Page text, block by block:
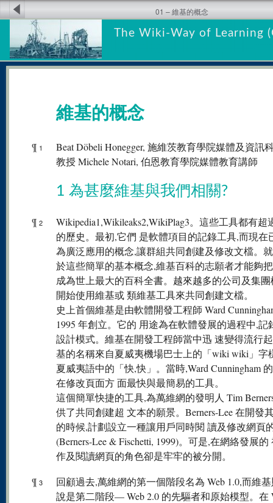
The Wiki-Way of Learning
01 – 維基的概念
維基的概念
¶ 1
Beat Döbeli Honegger, 施維茨教育學院媒體及資訊
教授 Michele Notari, 伯恩教育學院媒體教育講師
1 為甚麼維基與我們相關?
¶ 2
Wikipedia1,Wikileaks2,WikiPlag3。這些工具都有超
的歷史。最初,它們 是軟體項目的記錄工具,而現在
為廣泛應用的概念,讓群組共同創建及修改文檔。
於這些簡單的基本概念,維基百科的志願者才能夠
成為世上最大的百科全書。越來越多的公司及集
開始使用維基或 類維基工具來共同創建文檔。
史上首個維基是由軟體開發工程師 Ward
1995 年創立。它的 用途為在軟體發展的過程中,記
設計模式。維基在開發工程師當中迅 速變得流行
基的名稱來自夏威夷機場巴士上的「wiki wiki」字
夏威夷語中的「快,快」。當時,Ward Cunningham
在修改頁面方 面最快與最簡易的工具。
這個簡單快捷的工具,為萬維網的發明人 Tim
供了共同創建超 文本的願景。Berners-Lee 在開發
的時候,計劃設立一種讓用戶同時閱 讀及修改網頁
(Berners-Lee & Fischetti, 1999)。可是,在網絡發展的
作及閱讀網頁的角色卻是牢牢的被分開。
¶ 3
回顧過去,萬維網的第一個階段名為 Web 1.0,而維
說是第二階段— Web 2.0 的先驅者和原始模型。在